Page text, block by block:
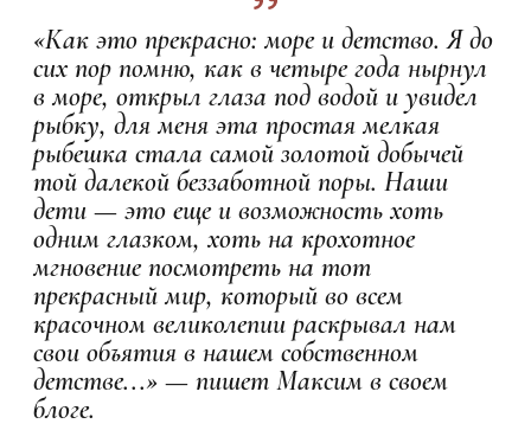
«Как это прекрасно: море и детство. Я до
сих пор помню, как в четыре года нырнул
в море, открыл глаза под водой и увидел
рыбку, для меня эта простая мелкая
рыбешка стала самой золотой добычей
той далекой беззаботной поры. Наши
дети — это еще и возможность хоть
одним глазком, хоть на крохотное
мгновение посмотреть на тот
прекрасный мир, который во всем
красочном великолепии раскрывал нам
свои объятия в нашем собственном
детстве...» — пишет Максим в своем
блоге.